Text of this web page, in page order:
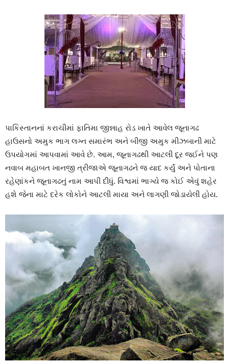
પાકિસ્તાનનાં કરાચીમાં ફાતિમા જીન્નાહ રોડ ખાતે આવેલ જૂનાગઢ
હાઉસનો અમુક ભાગ લગ્ન સમારંભ અને બીજી અમુક મીઝબાની માટે
ઉપયોગમાં આપવામાં આવે છે. આમ, જૂનાગઢથી આટલી દૂર જઈને પણ
નવાબ મહાબત ખાનજી ત્રીજાએ જૂનાગઢને જ યાદ કર્યું અને પોતાના
રહેણાંકને જૂનાગઢનું નામ આપી દીધું. વિશ્વમાં ભાગ્યે જ કોઈ એવું શહેર
હશે જેના માટે દરેક લોકોને આટલી માયા અને લાગણી જોડાયેલી હોય.